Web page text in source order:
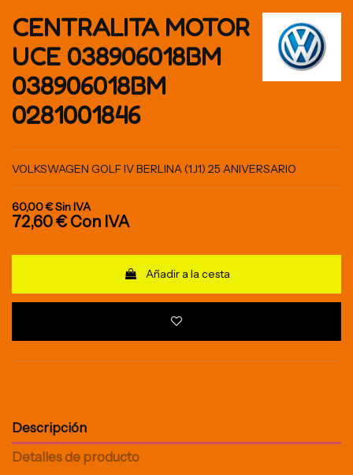
CENTRALITA MOTOR
UCE 038906018BM
038906018BM
0281001846
VOLKSWAGEN GOLF IV BERLINA (1J1) 25 ANIVERSARIO
60,00 €Sin IVA
72,60 € Con IVA
Añadir a la cesta
Descripción
Detalles de producto